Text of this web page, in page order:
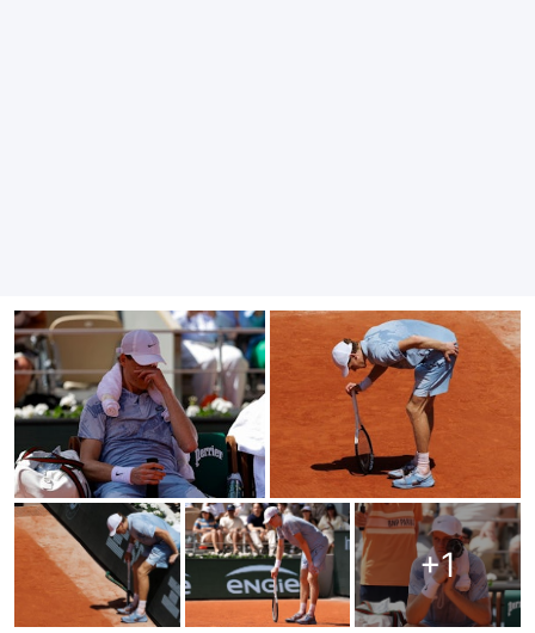
+1